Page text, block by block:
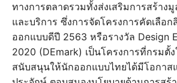
ทางการตลาดรวมทั้งส่งเสริมการสร้าง
และบริการ ซึ่งการจัดโครงการคัดเลือ
ออกแบบดีปี 2563 หรือรางวัล Design
2020 (DEmark) เป็นโครงการที่กรมตั้
สนับสนุนให้นักออกแบบไทยได้มีโอกาส